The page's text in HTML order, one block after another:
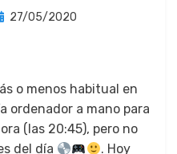
27/05/2020
o menos habit­u­al en
orde­nador a mano para
(las 20:45), pero no
del día
. Hoy